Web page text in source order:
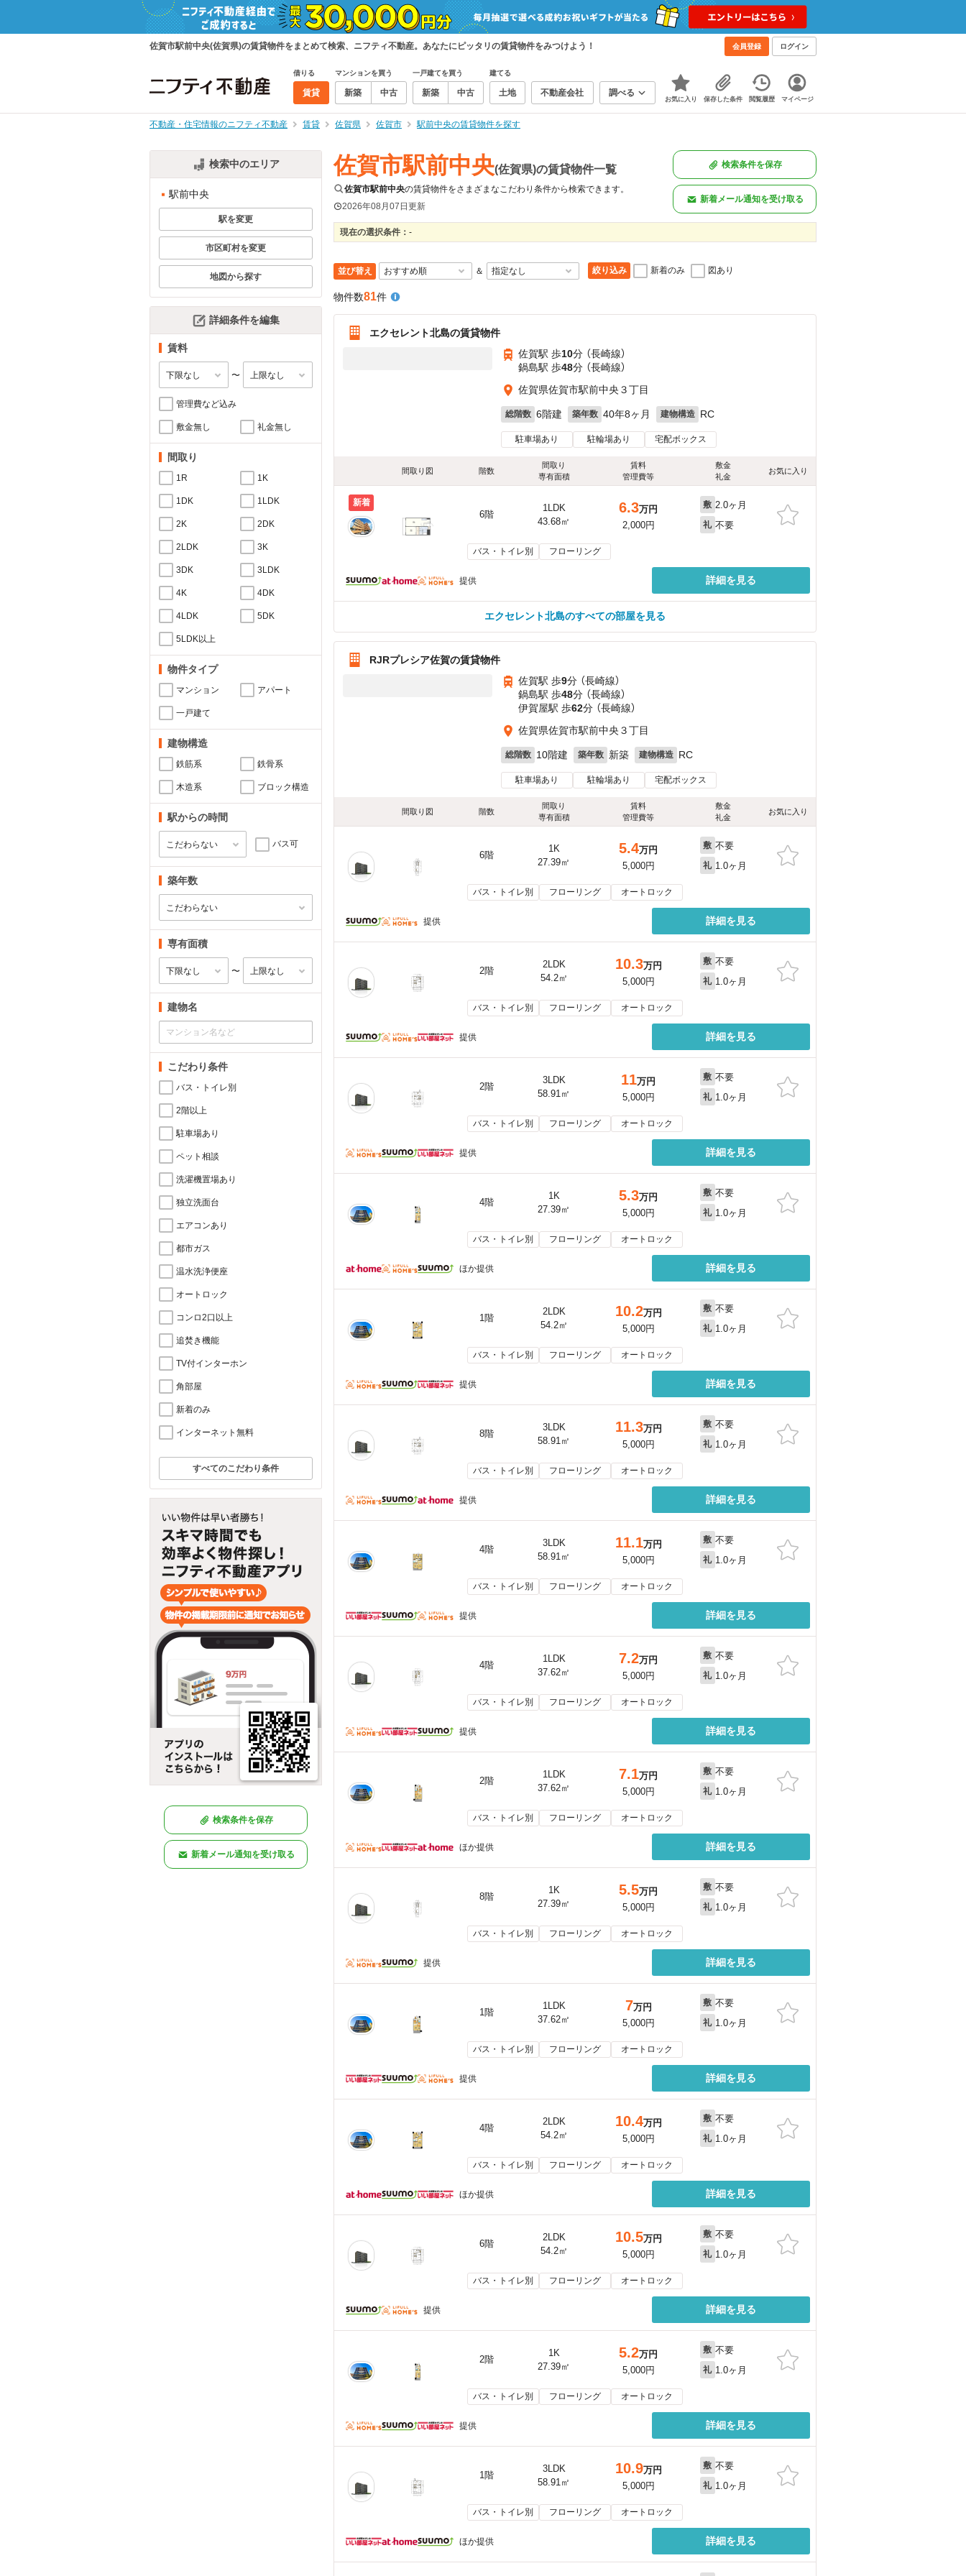
佐賀市駅前中央(佐賀県)の賃貸物件をまとめて検索、ニフティ不動産。あなたにピッタリの賃貸物件をみつけよう！ 会員登録 ログイン
借りる
賃貸
マンションを買う
新築 中古
一戸建てを買う
新築 中古
建てる
土地 不動産会社 調べる
お気に入り 保存した条件 閲覧履歴 マイページ
不動産・住宅情報のニフティ不動産 賃貸 佐賀県 佐賀市 駅前中央の賃貸物件を探す
検索中のエリア
駅前中央
駅を変更
市区町村を変更
地図から探す
詳細条件を編集
賃料
〜
管理費など込み
敷金無し 礼金無し
間取り
1R 1K
1DK 1LDK
2K 2DK
2LDK 3K
3DK 3LDK
4K 4DK
4LDK 5DK
5LDK以上
物件タイプ
マンション アパート
一戸建て
建物構造
鉄筋系 鉄骨系
木造系 ブロック構造
駅からの時間
バス可
築年数
専有面積
〜
建物名
こだわり条件
バス・トイレ別
2階以上
駐車場あり
ペット相談
洗濯機置場あり
独立洗面台
エアコンあり
都市ガス
温水洗浄便座
オートロック
コンロ2口以上
追焚き機能
TV付インターホン
角部屋
新着のみ
インターネット無料
すべてのこだわり条件
検索条件を保存
新着メール通知を受け取る
佐賀市駅前中央(佐賀県)の賃貸物件一覧
佐賀市駅前中央の賃貸物件をさまざまなこだわり条件から検索できます。
2026年08月07日更新
検索条件を保存
新着メール通知を受け取る
現在の選択条件： -
並び替え ＆ 絞り込み 新着のみ 図あり
物件数81件
エクセレント北島の賃貸物件
佐賀駅 歩10分 （長崎線）
鍋島駅 歩48分 （長崎線）
佐賀県佐賀市駅前中央３丁目
総階数 6階建 築年数 40年8ヶ月 建物構造 RC
駐車場あり 駐輪場あり 宅配ボックス
間取り図 階数
間取り
専有面積
賃料
管理費等
敷金
礼金
お気に入り
新着
6階
1LDK
43.68㎡
6.3万円
2,000円
敷 2.0ヶ月
礼 不要
バス・トイレ別 フローリング
提供 詳細を見る
エクセレント北島のすべての部屋を見る
RJRプレシア佐賀の賃貸物件
佐賀駅 歩9分 （長崎線）
鍋島駅 歩48分 （長崎線）
伊賀屋駅 歩62分 （長崎線）
佐賀県佐賀市駅前中央３丁目
総階数 10階建 築年数 新築 建物構造 RC
駐車場あり 駐輪場あり 宅配ボックス
間取り図 階数
間取り
専有面積
賃料
管理費等
敷金
礼金
お気に入り
6階
1K
27.39㎡
5.4万円
5,000円
敷 不要
礼 1.0ヶ月
バス・トイレ別 フローリング オートロック
提供 詳細を見る
2階
2LDK
54.2㎡
10.3万円
5,000円
敷 不要
礼 1.0ヶ月
バス・トイレ別 フローリング オートロック
提供 詳細を見る
2階
3LDK
58.91㎡
11万円
5,000円
敷 不要
礼 1.0ヶ月
バス・トイレ別 フローリング オートロック
提供 詳細を見る
4階
1K
27.39㎡
5.3万円
5,000円
敷 不要
礼 1.0ヶ月
バス・トイレ別 フローリング オートロック
ほか提供 詳細を見る
1階
2LDK
54.2㎡
10.2万円
5,000円
敷 不要
礼 1.0ヶ月
バス・トイレ別 フローリング オートロック
提供 詳細を見る
8階
3LDK
58.91㎡
11.3万円
5,000円
敷 不要
礼 1.0ヶ月
バス・トイレ別 フローリング オートロック
提供 詳細を見る
4階
3LDK
58.91㎡
11.1万円
5,000円
敷 不要
礼 1.0ヶ月
バス・トイレ別 フローリング オートロック
提供 詳細を見る
4階
1LDK
37.62㎡
7.2万円
5,000円
敷 不要
礼 1.0ヶ月
バス・トイレ別 フローリング オートロック
提供 詳細を見る
2階
1LDK
37.62㎡
7.1万円
5,000円
敷 不要
礼 1.0ヶ月
バス・トイレ別 フローリング オートロック
ほか提供 詳細を見る
8階
1K
27.39㎡
5.5万円
5,000円
敷 不要
礼 1.0ヶ月
バス・トイレ別 フローリング オートロック
提供 詳細を見る
1階
1LDK
37.62㎡
7万円
5,000円
敷 不要
礼 1.0ヶ月
バス・トイレ別 フローリング オートロック
提供 詳細を見る
4階
2LDK
54.2㎡
10.4万円
5,000円
敷 不要
礼 1.0ヶ月
バス・トイレ別 フローリング オートロック
ほか提供 詳細を見る
6階
2LDK
54.2㎡
10.5万円
5,000円
敷 不要
礼 1.0ヶ月
バス・トイレ別 フローリング オートロック
提供 詳細を見る
2階
1K
27.39㎡
5.2万円
5,000円
敷 不要
礼 1.0ヶ月
バス・トイレ別 フローリング オートロック
提供 詳細を見る
1階
3LDK
58.91㎡
10.9万円
5,000円
敷 不要
礼 1.0ヶ月
バス・トイレ別 フローリング オートロック
ほか提供 詳細を見る